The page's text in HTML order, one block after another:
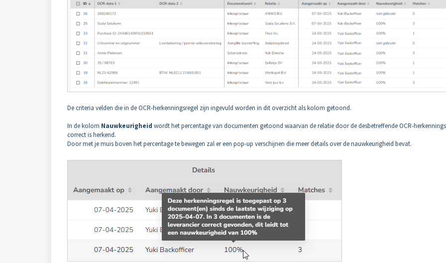
De criteria velden die in de OCR-herkenningsregel zijn ingevuld worden in dit overzicht als kolom getoond.
In de kolom Nauwkeurigheid wordt het percentage van documenten getoond waarvan de relatie door de desbetreffende OCR-
correct is herkend.
Door met je muis boven het percentage te bewegen zal er een pop-up verschijnen die meer details over de nauwkeurigheid bevat.